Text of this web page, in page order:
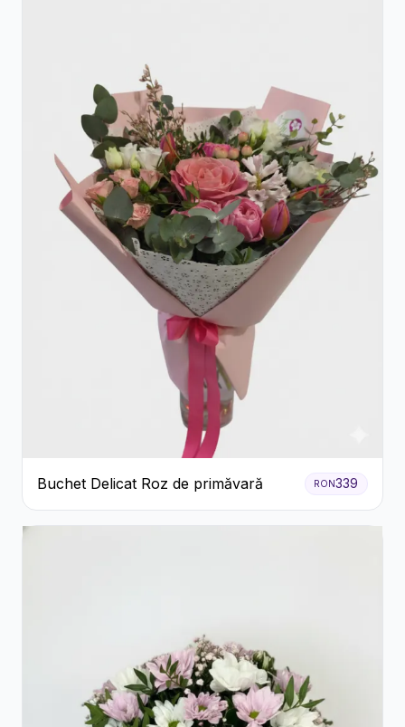
Buchet Delicat Roz de primăvară RON339